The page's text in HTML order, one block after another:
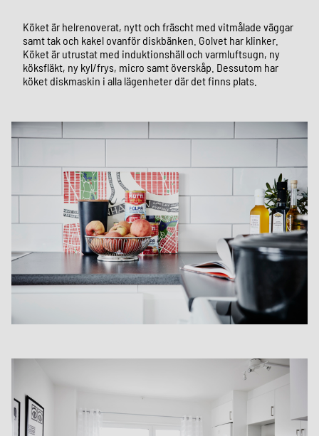
Köket är helrenoverat, nytt och fräscht med vitmålade väggar
samt tak och kakel ovanför diskbänken. Golvet har klinker.
Köket är utrustat med induktionshäll och varmluftsugn, ny
köksfläkt, ny kyl/frys, micro samt överskåp. Dessutom har
köket diskmaskin i alla lägenheter där det finns plats.